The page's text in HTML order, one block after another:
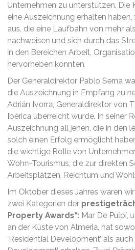
Unternehmen zu unterstützen. Die
eine Auszeichnung erhalten
aus, die eine Laufbahn von mehr
nachweisen und sich durch das
in den Bereichen Arbeit,
hervorheben konnten.
Der Generaldirektor Pablo Serna
die Auszeichnung in Empfang zu
Adrián Ivorra, Generaldirektor von
Ibérica überreicht wurde. In seiner
Auszeichnung all jenen, die in den
solch einen Erfolg ermöglicht
die wichtige Rolle von
Wohn-Tourismus, die zur direkten
Arbeitsplätzen, Reichtum und
Im Oktober dieses Jahres waren
zwei Kategorien der
Property Awards“: Mar De Pulpí,
an der Küste von Almeria, hat
‘Residential Development’ als